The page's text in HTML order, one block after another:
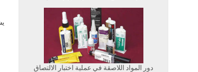
دور المواد اللاصقة في عملية اختبار الالتصاق